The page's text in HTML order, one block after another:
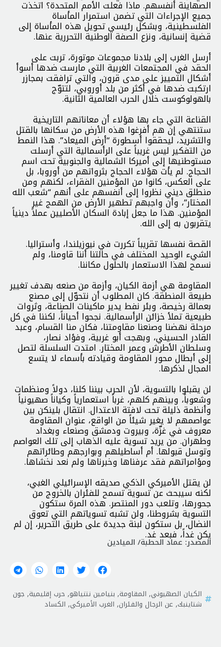
الصهاينة أنفسهم. ماذا فعلت الأمم المتحدة؟ اتخذت
جميع الإجراءات التي تضمن استمرار المأساة
الفلسطينية، وبشكل رئيسي تحويل هذه المأساة إلى
قضية إنسانية، ونزع الصفة الوطنية التحررية عنها.
أرسل الغرب إلى بلادنا مجموعات موتورة، تربت على
الحقد في المجتمعات الغربية التي مارست ضدها أسوأ
أشكال التمييز على مدى قرون، والتي ترافقت بمجازر
ارتكبت ضدها في أكثر من بلد أوروبي، لتتوّج
بالهولوكوست خلال الحرب العالمية الثانية.
القناعة التي جاء بها هؤلاء أن معاناتهم التاريخية
ستنتهي إن هم أفرغوا هذه الأرض من سكانها بالقتل
والتشريد، ليحققوا أسطورة “أرض الميعاد”. هذا النمط
من التفكير ليس غريباً على الرأسمالية التي أرسلت
مستوطنيها إلى أميركا الشمالية والجنوبية تحت اسم
الحجاج. لم يأت هؤلاء الحجاج بثرواتهم من أوروبا، بل
على العكس، كانوا من المؤمنين الفقراء، لكنهم ومن
منطلق ديني نظروا إلى أنفسهم على أنهم “شعب الله
المختار”، وأن واجبهم تطهير الأرض من الهمج غير
المؤمنين. هذا ما جعل إبادة السكان الأصليين عملاً دينياً
يتقربون به إلى الله.
القصة نفسها تقريباً تكررت في نيوزيلندا، وأستراليا.
الشيء الوحيد المختلف في حالتنا أننا قاومنا، ولم
نسمح لهذا الاستعمار بالحلول مكاننا.
المقاومة هي أزمة الكيان، وأزمة من صنعه بهدف تغيير
طبيعة المنطقة. كان المطلوب أن نتحوّل إلى مصنع
بعمالة رخيصة، وبئر نفط يدير ماكينات الصناعة، وثروات
طبيعية تملأ خزائن الرأسمالية. نجحوا أحياناً، لكننا في كل
مرحلة نهضنا وصنعنا مقاومتنا، فكان منا القسام، وعبد
القادر الحسيني، وبهجت أبو غربية، وفؤاد نصار،
وسلطان الأطرش وعمر المختار. امتدت السلسلة لتصل
إلى أبطال محور المقاومة وقيادته بأسماء لا يتسع
المجال لذكرها.
لن يقبلوا بالتسوية، لأن الحرب بيننا كلنا، دولاً ومنظمات
وشعوباً، وبينهم كلهم، غرباً استعمارياً وكياناً صهيونياً
وأنظمة ذليلة تحت لافتة الاعتدال. انتقال بلينكن بين
عواصمهم لا يغير شيئاً من الواقع، عنوان المقاومة
معروف في غزّة، وبيروت ودمشق وصنعاء وبغداد
وطهران. من يريد تسوية عليه الذهاب إلى تلك العواصم
وتوسل قبولها. أم أساطيلهم وبوارجهم وطائراتهم
ومؤامراتهم فقد عرفناها وخبرناها ولم نعد نخشاها.
لن يقتل الأميركي الذكي صديقه الإسرائيلي الغبي،
لكنه سيبحث عن تسوية تسمح للفئران بالخروج من
جحورها، وتلعب دور المنتصر. هذه المرة ستكون
التسوية بشروطنا، ولن تشبه تسوياتهم التي تعوق
النضال، بل ستكون لبنة جديدة على طريق التحرير، إن لم
يكن غداً، فبعد غد.
المصدر: عماد الحطبة/ الميادين
الكيان الصهيوني, المقاومة, بنيامين نتنياهو, حرب إقليمية, جون
شتاينبك, عن الرجال والفئران, الغرب الأميركي, الكساد